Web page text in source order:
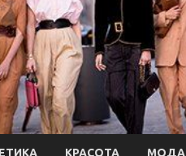
КРАСОТА МОДА